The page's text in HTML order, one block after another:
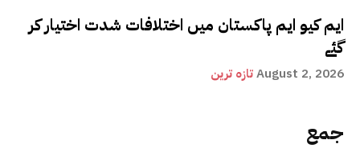
ایم کیو ایم پاکستان میں اختلافات شدت اختیار کر
گئے
تازہ ترینAugust 2, 2026
جمع